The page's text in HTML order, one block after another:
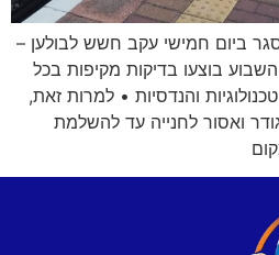
ביום חמישי עקב חשש לבולען –
בוצעו בדיקות מקיפות בכל
והנדסיות • למרות זאת,
ואסור לחנייה עד להשלמת